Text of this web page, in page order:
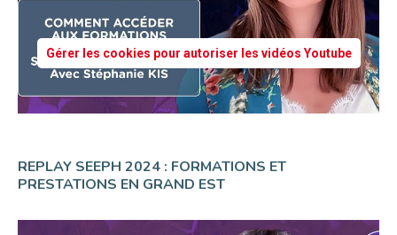
Gérer les cookies pour autoriser les vidéos Youtube
REPLAY SEEPH 2024 : FORMATIONS ET
PRESTATIONS EN GRAND EST